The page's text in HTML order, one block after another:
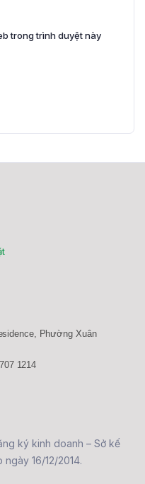
trong trình duyệt này
Phường Xuân
1214
ký kinh doanh – Sở kế
16/12/2014.